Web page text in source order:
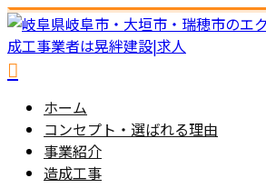
ホーム
コンセプト・選ばれる理由
事業紹介
造成工事